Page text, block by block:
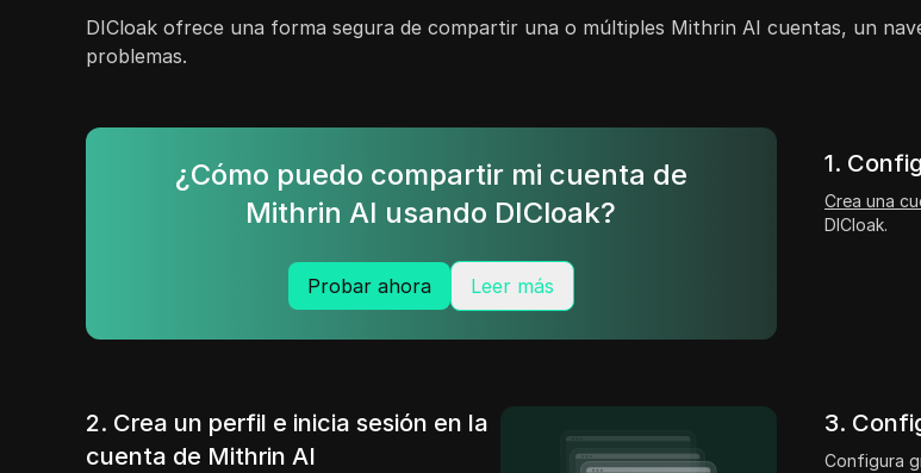
DICloak ofrece una forma segura de compartir una o múltiples Mithrin AI cuentas, un
problemas.
¿Cómo puedo compartir mi cuenta de
Mithrin AI usando DICloak?
Probar ahora Leer más
1.
Crea una
DICloak.
2. Crea un perfil e inicia sesión en la
cuenta de Mithrin AI
3.
Configura